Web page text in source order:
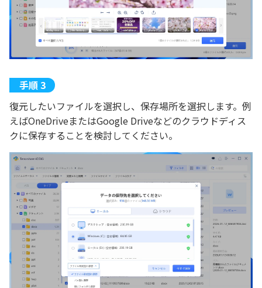
復元したいファイルを選択し、保存場所を選択します。例
えばOneDriveまたはGoogle Driveなどのクラウドディス
クに保存することを検討してください。